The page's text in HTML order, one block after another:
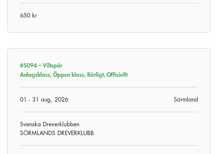
650 kr
#5094 –Viltspår
Anlagsklass, Öppen klass, Rörligt, Officiellt
01 - 31 aug, 2026 Sörmland
Svenska Dreverklubben
SÖRMLANDS DREVERKLUBB